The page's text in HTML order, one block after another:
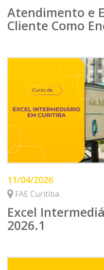
Atendimento e
Cliente Como
11/04/2026
FAE Curitiba
Excel
2026.1